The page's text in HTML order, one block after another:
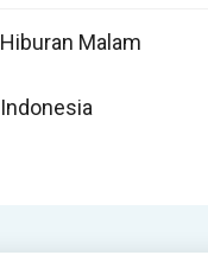
Hiburan Malam
Indonesia